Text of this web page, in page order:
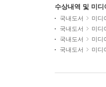
수상내역 및 미
국내도서 미디
국내도서
미디
국내도서
미디
국내도서
미디